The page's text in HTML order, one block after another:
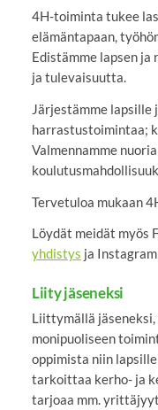
4H-toiminta tukee
elämäntapaan,
Edistämme lapsen ja
ja tulevaisuutta.
Järjestämme lapsille
harrastustoimintaa;
Valmennamme
Tervetuloa mukaan
Löydät meidät myös
yhdistys ja
Liity jäseneksi
Liittymällä
monipuoliseen
oppimista niin
tarkoittaa kerho- ja
tarjoaa mm.